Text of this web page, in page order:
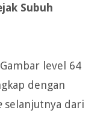
Subuh
level 64
dengan
selanjutnya dari